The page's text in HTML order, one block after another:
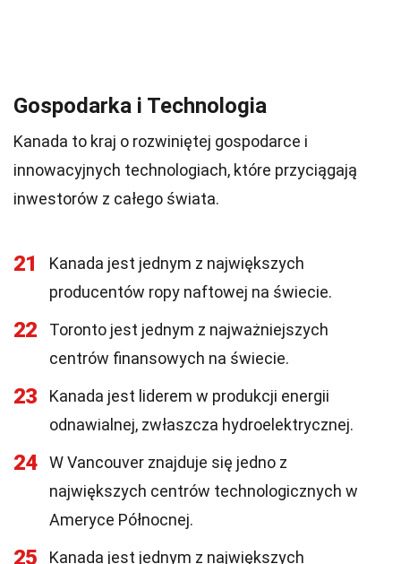
Gospodarka i Technologia
Kanada to kraj o rozwiniętej gospodarce i
innowacyjnych technologiach, które przyciągają
inwestorów z całego świata.
21
Kanada jest jednym z największych
producentów ropy naftowej na świecie.
22
Toronto jest jednym z najważniejszych
centrów finansowych na świecie.
23
Kanada jest liderem w produkcji energii
odnawialnej, zwłaszcza hydroelektrycznej.
24
W Vancouver znajduje się jedno z
największych centrów technologicznych w
Ameryce Północnej.
25
Kanada jest jednym z największych